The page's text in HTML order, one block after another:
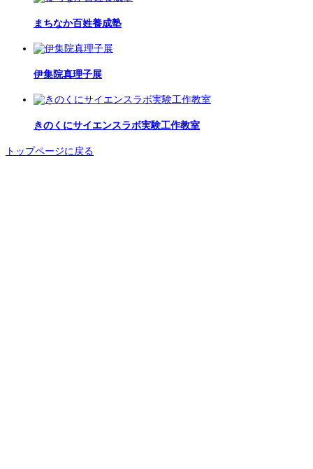
まちなか百姓養成塾
伊集院真理子展
きのくにサイエンスラボ実験工作教室
トップページに戻る